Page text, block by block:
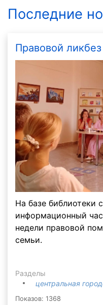
Последние
Правовой ликбез
На базе библиотеки
информационный
недели правовой
семьи.
Разделы
центральная
Показов: 1368